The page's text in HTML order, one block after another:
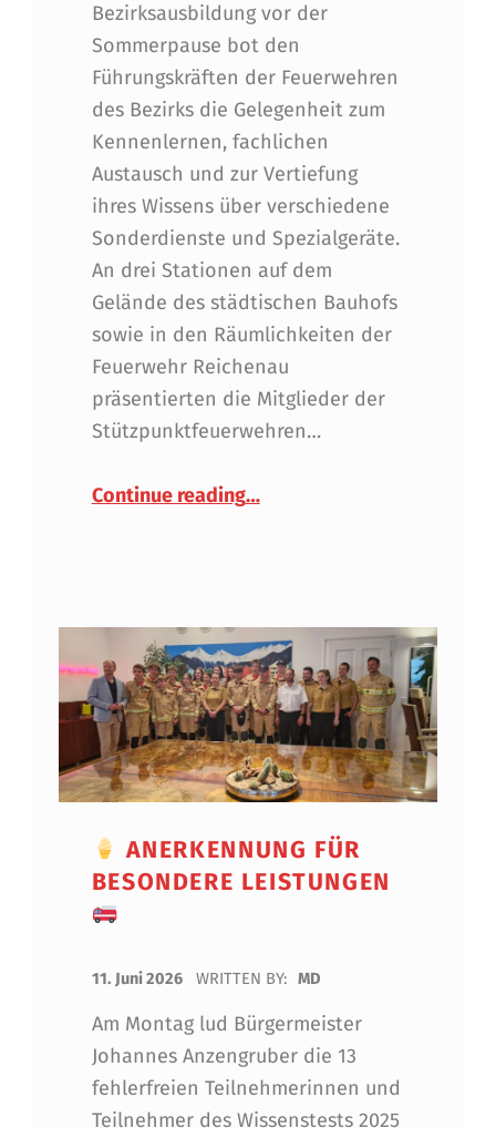
Bezirksausbildung vor der
Sommerpause bot den
Führungskräften der Feuerwehren
des Bezirks die Gelegenheit zum
Kennenlernen, fachlichen
Austausch und zur Vertiefung
ihres Wissens über verschiedene
Sonderdienste und Spezialgeräte.
An drei Stationen auf dem
Gelände des städtischen Bauhofs
sowie in den Räumlichkeiten der
Feuerwehr Reichenau
präsentierten die Mitglieder der
Stützpunktfeuerwehren…
Continue reading…
ANERKENNUNG FÜR
BESONDERE LEISTUNGEN
11. Juni 2026 WRITTEN BY: MD
Am Montag lud Bürgermeister
Johannes Anzengruber die 13
fehlerfreien Teilnehmerinnen und
Teilnehmer des Wissenstests 2025